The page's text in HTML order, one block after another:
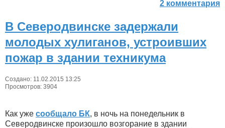
2 комментария
В Северодвинске задержали
молодых хулиганов, устроивших
пожар в здании техникума
Создано: 11.02.2015 13:25
Просмотров: 3904
Как уже сообщало БК, в ночь на понедельник в
Северодвинске произошло возгорание в здании